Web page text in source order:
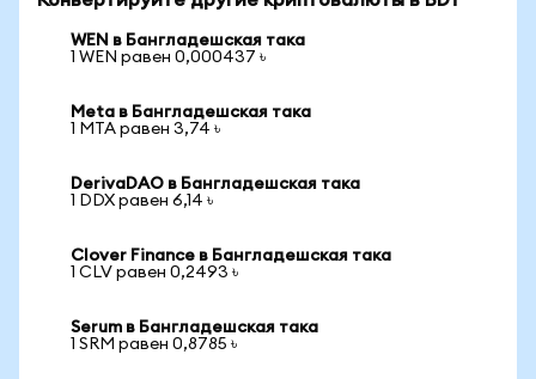
WEN в Бангладешская така
1 WEN равен 0,000437 ৳
Meta в Бангладешская така
1 MTA равен 3,74 ৳
DerivaDAO в Бангладешская така
1 DDX равен 6,14 ৳
Clover Finance в Бангладешская така
1 CLV равен 0,2493 ৳
Serum в Бангладешская така
1 SRM равен 0,8785 ৳